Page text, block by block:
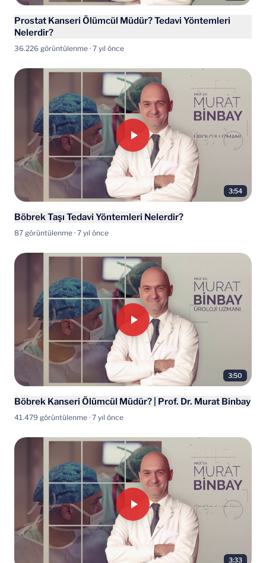
Prostat Kanseri Ölümcül Müdür? Tedavi Yöntemleri
Nelerdir?
36.226 görüntülenme · 7 yıl önce
3:54
Böbrek Taşı Tedavi Yöntemleri Nelerdir?
87 görüntülenme · 7 yıl önce
3:50
Böbrek Kanseri Ölümcül Müdür? | Prof. Dr. Murat Binbay
41.479 görüntülenme · 7 yıl önce
3:33